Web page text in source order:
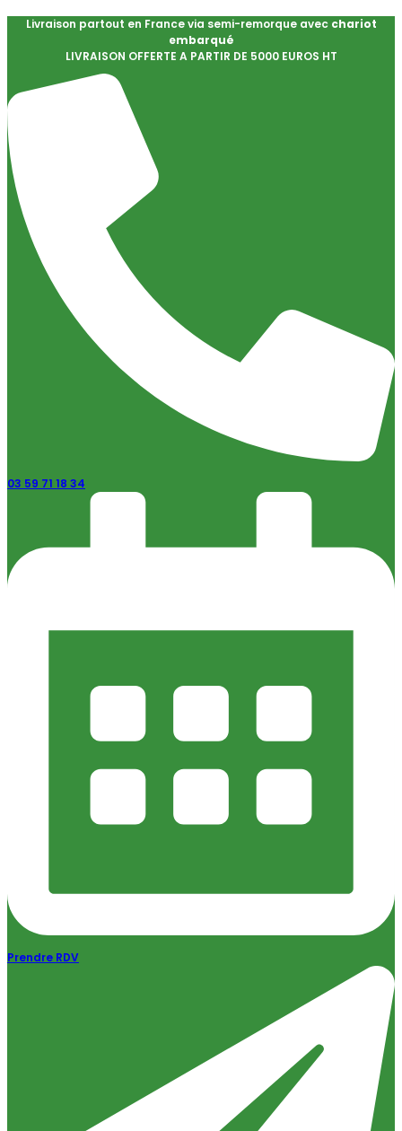
Livraison partout en France via semi-remorque avec chariot
embarqué
LIVRAISON OFFERTE A PARTIR DE 5000 EUROS HT
03 59 71 18 34
Prendre RDV